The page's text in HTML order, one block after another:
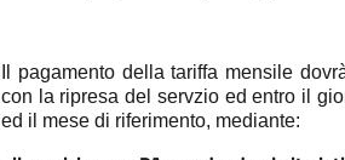
Il pagamento della tariffa mensile
con la ripresa del servzio ed entro il
ed il mese di riferimento, mediante: